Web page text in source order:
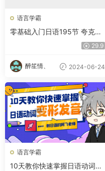
语言学霸
零基础入门日语195节 夸克网
29.9
醉笙情、 2024-06-24
语言学霸
10天教你快速掌握日语动词变